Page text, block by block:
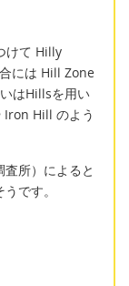
けて Hilly
には Hill Zone
はHillsを用い
Iron Hill のよう
所）によると
です。